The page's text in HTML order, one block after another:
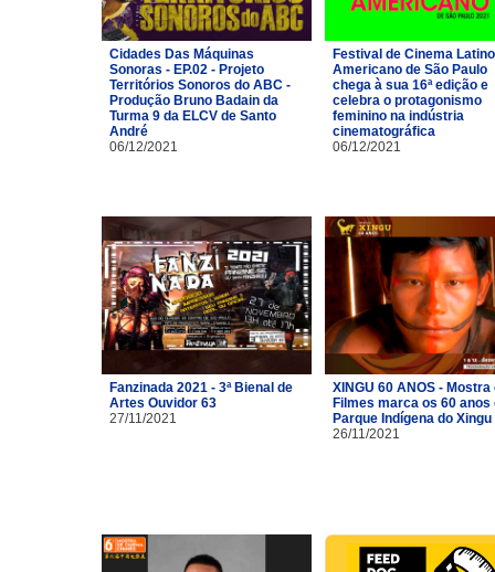
Cidades Das Máquinas
Sonoras - EP.02 - Projeto
Territórios Sonoros do ABC -
Produção Bruno Badain da
Turma 9 da ELCV de Santo
André
06/12/2021
Festival de Cinema
Americano de São Paulo
chega à sua 16ª edição e
celebra o protagonismo
feminino na indústria
cinematográfica
06/12/2021
Fanzinada 2021 - 3ª Bienal de
Artes Ouvidor 63
27/11/2021
XINGU 60 ANOS - Mostra
Filmes marca os 60 anos
Parque Indígena do Xingu
26/11/2021